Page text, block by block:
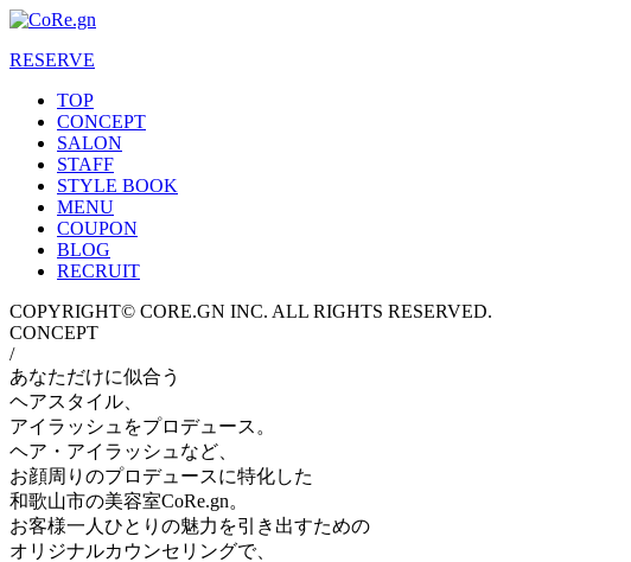
RESERVE
TOP
CONCEPT
SALON
STAFF
STYLE BOOK
MENU
COUPON
BLOG
RECRUIT
COPYRIGHT© CORE.GN INC. ALL RIGHTS RESERVED.
CONCEPT
/
あなただけに似合う
ヘアスタイル、
アイラッシュをプロデュース。
ヘア・アイラッシュなど、
お顔周りのプロデュースに特化した
和歌山市の美容室CoRe.gn。
お客様一人ひとりの魅力を引き出すための
オリジナルカウンセリングで、